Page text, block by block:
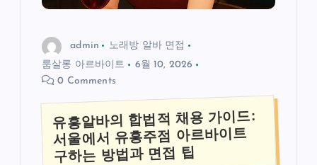
admin
노래방 알바 면접
룸살롱 아르바이트
6월 10, 2026
0 Comments
유흥알바의 합법적 채용 가이드:
서울에서 유흥주점 아르바이트
구하는 방법과 면접 팁